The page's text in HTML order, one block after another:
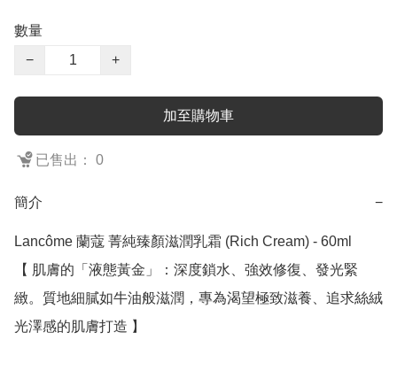
數量
−
+
加至購物車
已售出： 0
簡介 −
Lancôme 蘭蔻 菁純臻顏滋潤乳霜 (Rich Cream) - 60ml
【 肌膚的「液態黃金」：深度鎖水、強效修復、發光緊
緻。質地細膩如牛油般滋潤，專為渴望極致滋養、追求絲絨
光澤感的肌膚打造 】